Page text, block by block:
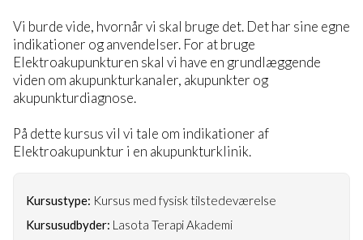
Vi burde vide, hvornår vi skal bruge det. Det har sine egne
indikationer og anvendelser. For at bruge
Elektroakupunkturen skal vi have en grundlæggende
viden om akupunkturkanaler, akupunkter og
akupunkturdiagnose.
På dette kursus vil vi tale om indikationer af
Elektroakupunktur i en akupunkturklinik.
Kursustype: Kursus med fysisk tilstedeværelse
Kursusudbyder: Lasota Terapi Akademi